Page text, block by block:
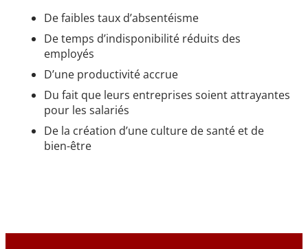
De faibles taux d’absentéisme
De temps d’indisponibilité réduits des
employés
D’une productivité accrue
Du fait que leurs entreprises soient attrayantes
pour les salariés
De la création d’une culture de santé et de
bien-être